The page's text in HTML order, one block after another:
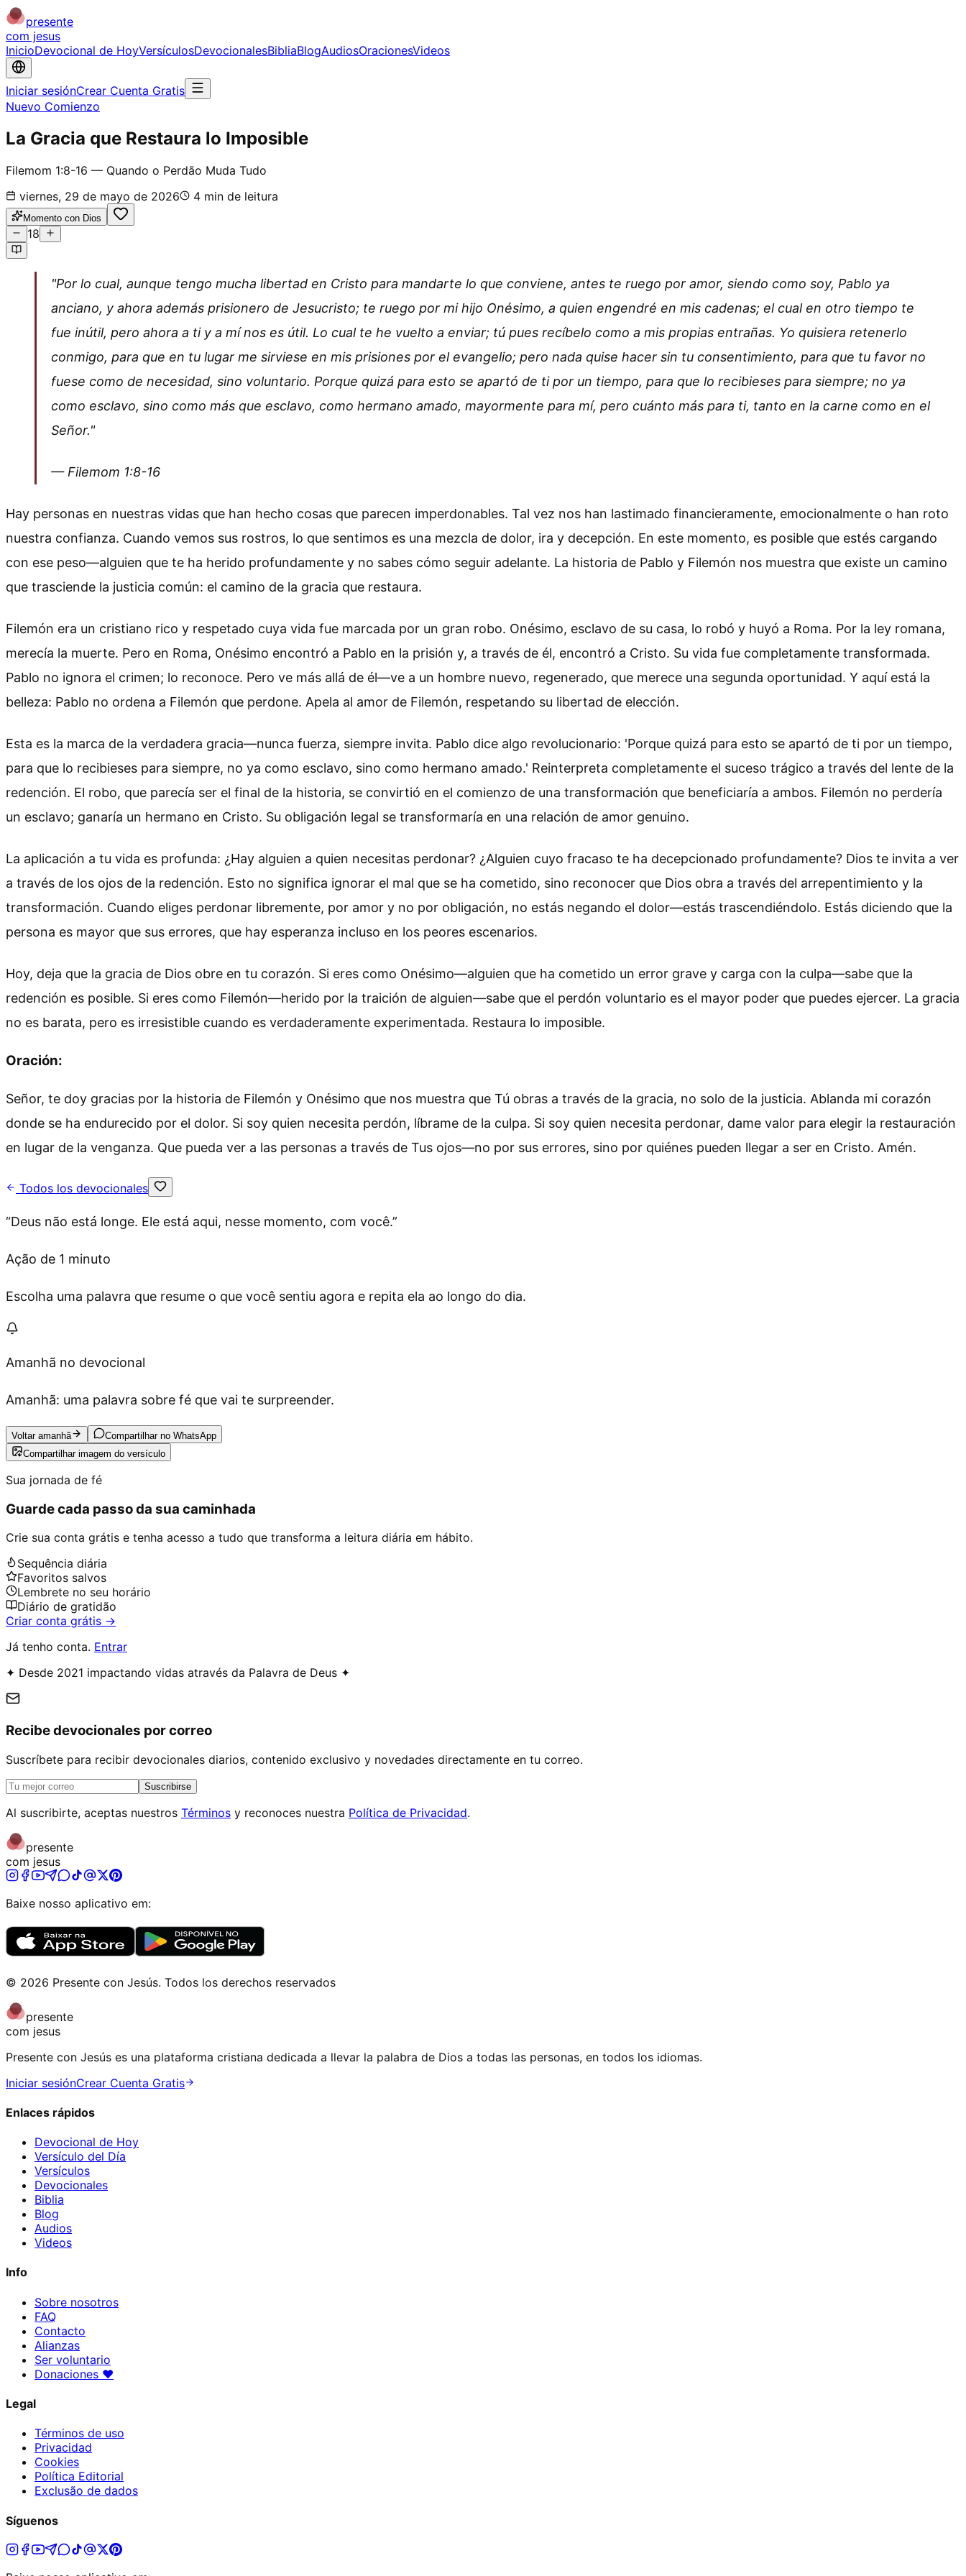
presente
com jesus
InicioDevocional de HoyVersículosDevocionalesBibliaBlogAudiosOracionesVideos
Iniciar sesiónCrear Cuenta Gratis
Nuevo Comienzo
La Gracia que Restaura lo Imposible
Filemom 1:8-16 — Quando o Perdão Muda Tudo
viernes, 29 de mayo de 2026
4 min de leitura
Momento con Dios
18
"Por lo cual, aunque tengo mucha libertad en Cristo para mandarte lo que conviene, antes te ruego por amor, siendo como soy, Pablo ya
anciano, y ahora además prisionero de Jesucristo; te ruego por mi hijo Onésimo, a quien engendré en mis cadenas; el cual en otro tiempo te
fue inútil, pero ahora a ti y a mí nos es útil. Lo cual te he vuelto a enviar; tú pues recíbelo como a mis propias entrañas. Yo quisiera retenerlo
conmigo, para que en tu lugar me sirviese en mis prisiones por el evangelio; pero nada quise hacer sin tu consentimiento, para que tu favor no
fuese como de necesidad, sino voluntario. Porque quizá para esto se apartó de ti por un tiempo, para que lo recibieses para siempre; no ya
como esclavo, sino como más que esclavo, como hermano amado, mayormente para mí, pero cuánto más para ti, tanto en la carne como en el
Señor."
— Filemom 1:8-16
Hay personas en nuestras vidas que han hecho cosas que parecen imperdonables. Tal vez nos han lastimado financieramente, emocionalmente o han roto
nuestra confianza. Cuando vemos sus rostros, lo que sentimos es una mezcla de dolor, ira y decepción. En este momento, es posible que estés cargando
con ese peso—alguien que te ha herido profundamente y no sabes cómo seguir adelante. La historia de Pablo y Filemón nos muestra que existe un camino
que trasciende la justicia común: el camino de la gracia que restaura.
Filemón era un cristiano rico y respetado cuya vida fue marcada por un gran robo. Onésimo, esclavo de su casa, lo robó y huyó a Roma. Por la ley romana,
merecía la muerte. Pero en Roma, Onésimo encontró a Pablo en la prisión y, a través de él, encontró a Cristo. Su vida fue completamente transformada.
Pablo no ignora el crimen; lo reconoce. Pero ve más allá de él—ve a un hombre nuevo, regenerado, que merece una segunda oportunidad. Y aquí está la
belleza: Pablo no ordena a Filemón que perdone. Apela al amor de Filemón, respetando su libertad de elección.
Esta es la marca de la verdadera gracia—nunca fuerza, siempre invita. Pablo dice algo revolucionario: 'Porque quizá para esto se apartó de ti por un tiempo,
para que lo recibieses para siempre, no ya como esclavo, sino como hermano amado.' Reinterpreta completamente el suceso trágico a través del lente de la
redención. El robo, que parecía ser el final de la historia, se convirtió en el comienzo de una transformación que beneficiaría a ambos. Filemón no perdería
un esclavo; ganaría un hermano en Cristo. Su obligación legal se transformaría en una relación de amor genuino.
La aplicación a tu vida es profunda: ¿Hay alguien a quien necesitas perdonar? ¿Alguien cuyo fracaso te ha decepcionado profundamente? Dios te invita a ver
a través de los ojos de la redención. Esto no significa ignorar el mal que se ha cometido, sino reconocer que Dios obra a través del arrepentimiento y la
transformación. Cuando eliges perdonar libremente, por amor y no por obligación, no estás negando el dolor—estás trascendiéndolo. Estás diciendo que la
persona es mayor que sus errores, que hay esperanza incluso en los peores escenarios.
Hoy, deja que la gracia de Dios obre en tu corazón. Si eres como Onésimo—alguien que ha cometido un error grave y carga con la culpa—sabe que la
redención es posible. Si eres como Filemón—herido por la traición de alguien—sabe que el perdón voluntario es el mayor poder que puedes ejercer. La gracia
no es barata, pero es irresistible cuando es verdaderamente experimentada. Restaura lo imposible.
Oración:
Señor, te doy gracias por la historia de Filemón y Onésimo que nos muestra que Tú obras a través de la gracia, no solo de la justicia. Ablanda mi corazón
donde se ha endurecido por el dolor. Si soy quien necesita perdón, líbrame de la culpa. Si soy quien necesita perdonar, dame valor para elegir la restauración
en lugar de la venganza. Que pueda ver a las personas a través de Tus ojos—no por sus errores, sino por quiénes pueden llegar a ser en Cristo. Amén.
Todos los devocionales
“Deus não está longe. Ele está aqui, nesse momento, com você.”
Ação de 1 minuto
Escolha uma palavra que resume o que você sentiu agora e repita ela ao longo do dia.
Amanhã no devocional
Amanhã: uma palavra sobre fé que vai te surpreender.
Voltar amanhã
Compartilhar no WhatsApp
Compartilhar imagem do versículo
Sua jornada de fé
Guarde cada passo da sua caminhada
Crie sua conta grátis e tenha acesso a tudo que transforma a leitura diária em hábito.
Sequência diária
Favoritos salvos
Lembrete no seu horário
Diário de gratidão
Criar conta grátis →
Já tenho conta. Entrar
✦ Desde 2021 impactando vidas através da Palavra de Deus ✦
Recibe devocionales por correo
Suscríbete para recibir devocionales diarios, contenido exclusivo y novedades directamente en tu correo.
Suscribirse
Al suscribirte, aceptas nuestros Términos y reconoces nuestra Política de Privacidad.
presente
com jesus
Baixe nosso aplicativo em:
© 2026 Presente con Jesús. Todos los derechos reservados
presente
com jesus
Presente con Jesús es una plataforma cristiana dedicada a llevar la palabra de Dios a todas las personas, en todos los idiomas.
Iniciar sesiónCrear Cuenta Gratis
Enlaces rápidos
Devocional de Hoy
Versículo del Día
Versículos
Devocionales
Biblia
Blog
Audios
Videos
Info
Sobre nosotros
FAQ
Contacto
Alianzas
Ser voluntario
Donaciones ♥
Legal
Términos de uso
Privacidad
Cookies
Política Editorial
Exclusão de dados
Síguenos